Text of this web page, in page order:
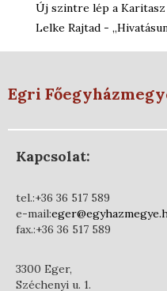
Új szintre lép a
Lelke Rajtad -
Egri
Kapcsolat:
tel.:+36 36 517 589
e-mail:
fax.:+36 36 517 589
3300 Eger,
Széchenyi u. 1.